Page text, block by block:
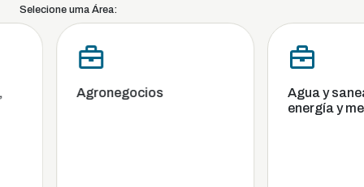
Selecione uma Área:
Agronegocios
Agua y
energía y